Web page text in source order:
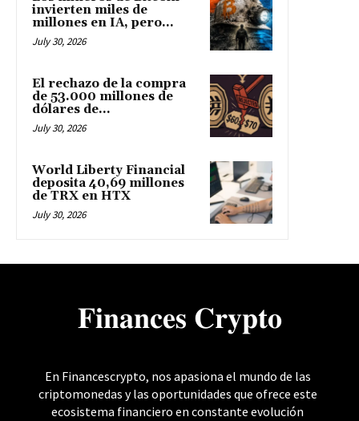
invierten miles de
millones en IA, pero...
July 30, 2026
El rechazo de la compra
de 53.000 millones de
dólares de...
July 30, 2026
World Liberty Financial
deposita 40,69 millones
de TRX en HTX
July 30, 2026
𝐅𝐢𝐧𝐚𝐧𝐜𝐞𝐬 𝐂𝐫𝐲𝐩𝐭𝐨
En Financescrypto, nos apasiona el mundo de las
criptomonedas y las oportunidades que ofrece este
ecosistema financiero en constante evolución